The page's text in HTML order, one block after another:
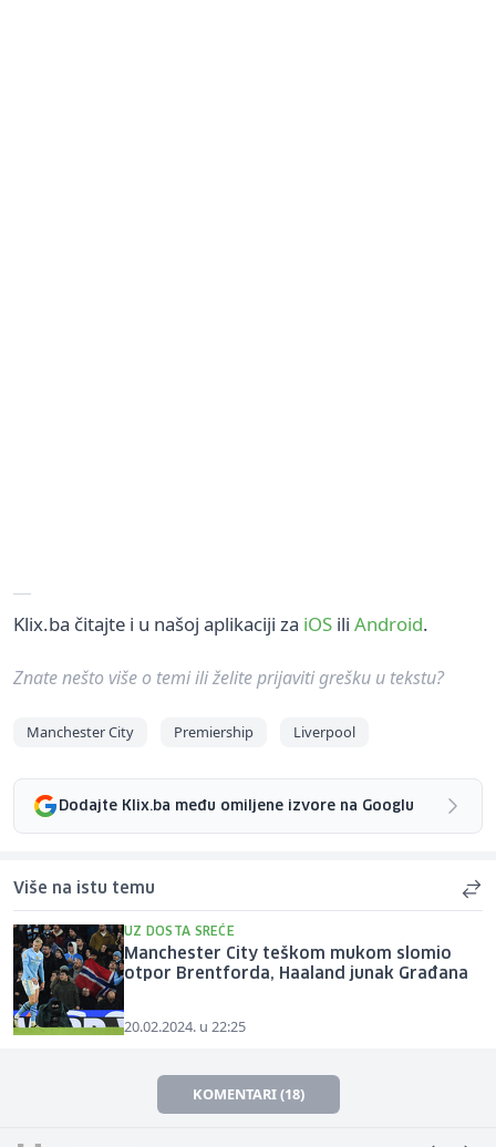
Klix.ba čitajte i u našoj aplikaciji za iOS ili Android.
Znate nešto više o temi ili želite prijaviti grešku u tekstu?
Manchester City Premiership Liverpool
Dodajte Klix.ba među omiljene izvore na Googlu
Više na istu temu
UZ DOSTA SREĆE
Manchester City teškom mukom slomio
otpor Brentforda, Haaland junak Građana
20.02.2024. u 22:25
KOMENTARI (18)